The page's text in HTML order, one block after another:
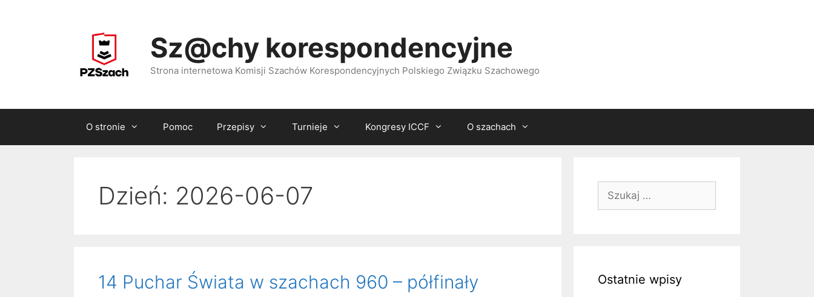
Sz@chy korespondencyjne
Strona internetowa Komisji Szachów Korespondencyjnych Polskiego Związku Szachowego
O stronie Pomoc Przepisy Turnieje Kongresy ICCF O szachach
Dzień: 2026-06-07
14 Puchar Świata w szachach 960 – półfinały Ostatnie wpisy